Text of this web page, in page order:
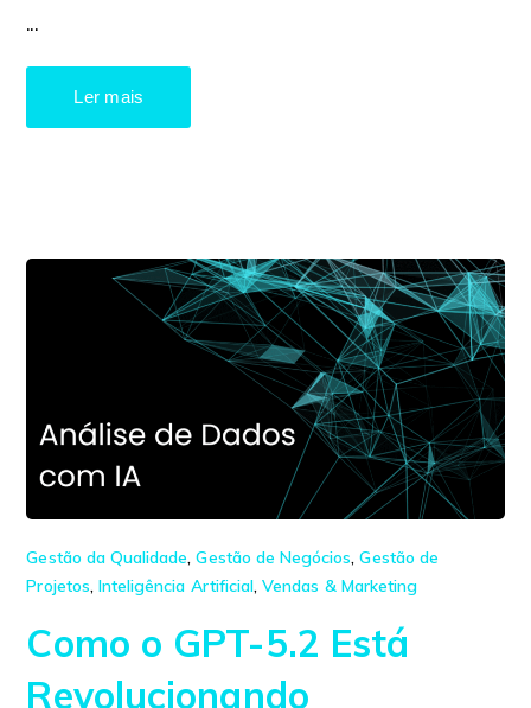
...
Ler mais
Gestão da Qualidade,Gestão de Negócios,Gestão de
Projetos, Inteligência Artificial,Vendas & Marketing
Como o GPT-5.2 Está
Revolucionando